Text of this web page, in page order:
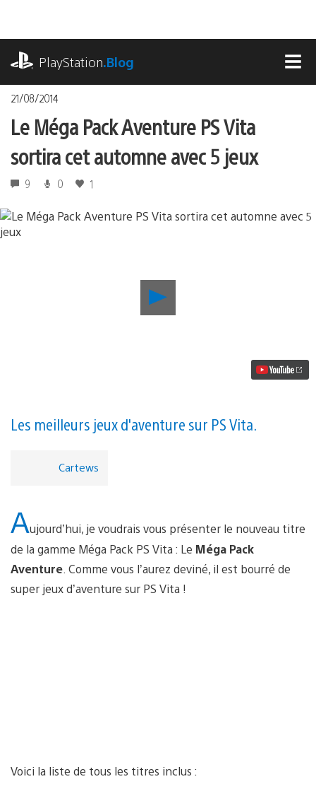
contenu
PlayStation.Blog
21/08/2014
Le Méga Pack Aventure PS Vita
sortira cet automne avec 5 jeux
9 0 1
vidéo
cet
automne
Les meilleurs jeux d'aventure sur PS Vita.
Cartews
Aujourd’hui, je voudrais vous présenter le nouveau titre
de la gamme Méga Pack PS Vita : Le Méga Pack
Aventure . Comme vous l’aurez deviné, il est bourré de
super jeux d’aventure sur PS Vita !
Voici la liste de tous les titres inclus :